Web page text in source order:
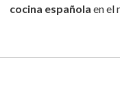
cocina española en el